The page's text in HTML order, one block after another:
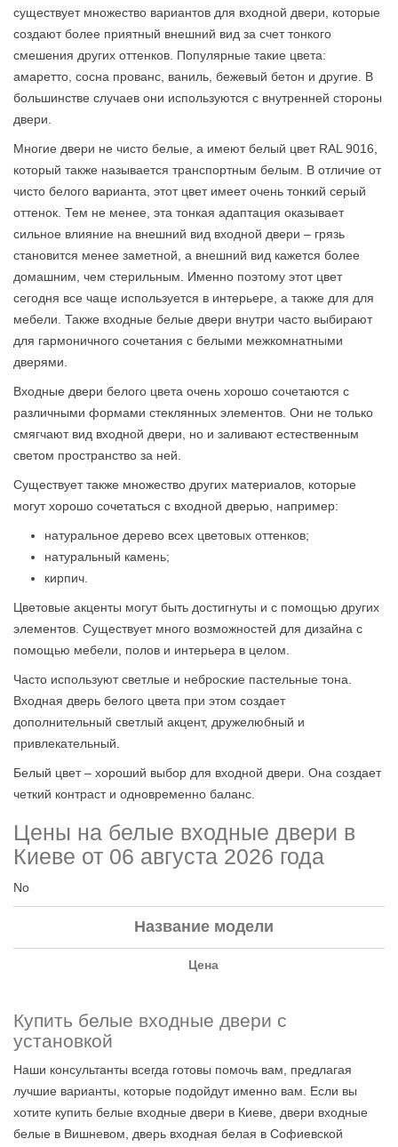
существует множество вариантов для входной двери, которые
создают более приятный внешний вид за счет тонкого
смешения других оттенков. Популярные такие цвета:
амаретто, сосна прованс, ваниль, бежевый бетон и другие. В
большинстве случаев они используются с внутренней стороны
двери.
Многие двери не чисто белые, а имеют белый цвет RAL 9016,
который также называется транспортным белым. В отличие от
чисто белого варианта, этот цвет имеет очень тонкий серый
оттенок. Тем не менее, эта тонкая адаптация оказывает
сильное влияние на внешний вид входной двери – грязь
становится менее заметной, а внешний вид кажется более
домашним, чем стерильным. Именно поэтому этот цвет
сегодня все чаще используется в интерьере, а также для для
мебели. Также входные белые двери внутри часто выбирают
для гармоничного сочетания с белыми межкомнатными
дверями.
Входные двери белого цвета очень хорошо сочетаются с
различными формами стеклянных элементов. Они не только
смягчают вид входной двери, но и заливают естественным
светом пространство за ней.
Существует также множество других материалов, которые
могут хорошо сочетаться с входной дверью, например:
натуральное дерево всех цветовых оттенков;
натуральный камень;
кирпич.
Цветовые акценты могут быть достигнуты и с помощью других
элементов. Существует много возможностей для дизайна с
помощью мебели, полов и интерьера в целом.
Часто используют светлые и неброские пастельные тона.
Входная дверь белого цвета при этом создает
дополнительный светлый акцент, дружелюбный и
привлекательный.
Белый цвет – хороший выбор для входной двери. Она создает
четкий контраст и одновременно баланс.
Цены на белые входные двери в
Киеве от 06 августа 2026 года
No
Название модели
Цена
Купить белые входные двери с
установкой
Наши консультанты всегда готовы помочь вам, предлагая
лучшие варианты, которые подойдут именно вам. Если вы
хотите купить белые входные двери в Киеве, двери входные
белые в Вишневом, дверь входная белая в Софиевской